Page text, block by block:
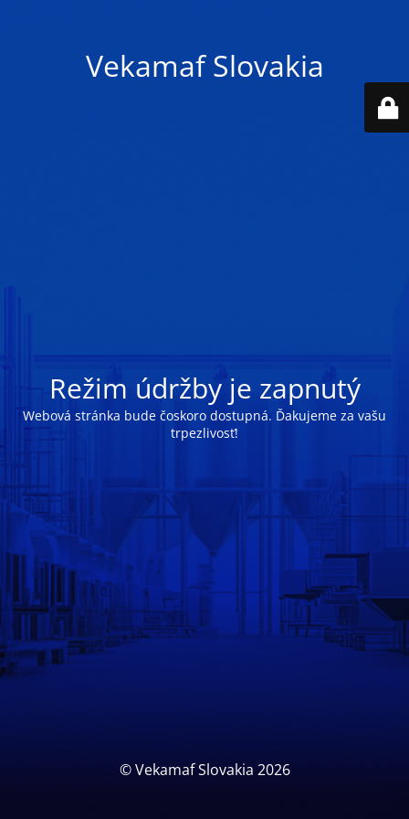
Vekamaf Slovakia
Režim údržby je zapnutý
Webová stránka bude čoskoro dostupná. Ďakujeme za vašu
trpezlivosť!
© Vekamaf Slovakia 2026